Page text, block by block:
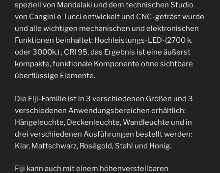
speziell von Mandalaki und dem technischen Studio
von Cangini e Tucci entwickelt und CNC-gefräst wurde
und alle wichtigen mechanischen und elektronischen
Funktionen beinhaltet: Hochleistungs-LED-(2700 k.
oder 3000k.) , CRI 95, das Ergebnis ist eine äußerst
kompakte, funktionale Komponente ohne sichtbare
überflüssige Elemente.
Die Fiji-Familie ist in 3 verschiedenen Größen und 3
verschiedenen Anwendungsbereichen erhältlich:
Hängeleuchte, Deckenleuchte, Wandleuchte und in
drei verschiedenen Ausführungen bestellt werden:
Klar, Mattschwarz, Roségold, Stahl und Honig.
Fiji kann auch mit einem höhenverstellbaren